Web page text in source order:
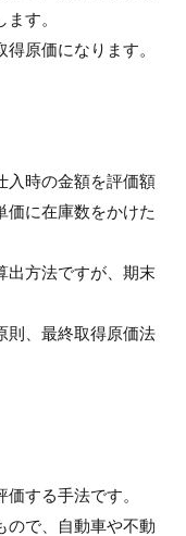
す。
原価になります。
入時の金額を評価額
価に在庫数をかけた
出方法ですが、期末
則、最終取得原価法
する手法です。
ので、自動車や不動